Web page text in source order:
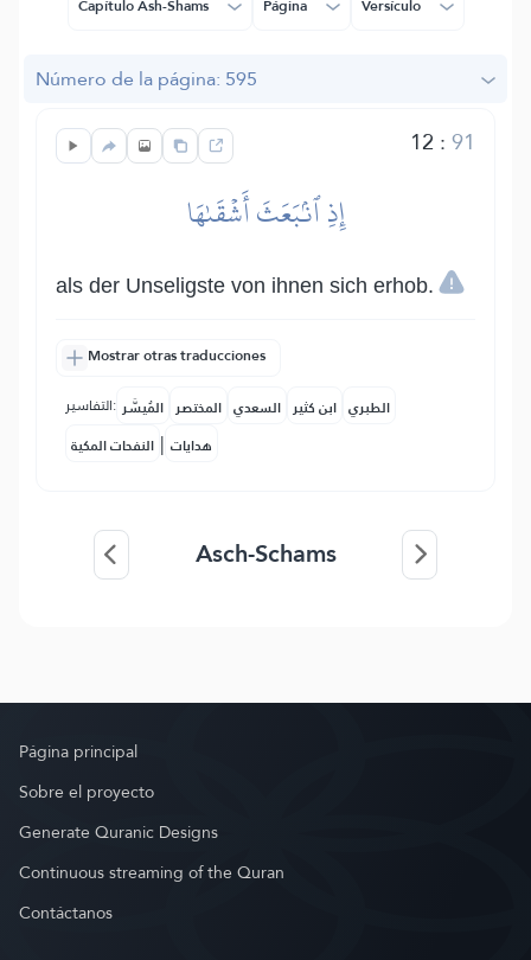
Capítulo Ash-Shams Página Versículo
Número de la página: 595
12 :91
إِذِ ٱنۢبَعَثَ أَشۡقَىٰهَا
als der Unseligste von ihnen sich erhob.
Mostrar otras traducciones
التفاسير: المُيسَّر المختصر السعدي ابن كثير الطبري
النفحات المكية | هدايات
Asch-Schams
Página principal
Sobre el proyecto
Generate Quranic Designs
Continuous streaming of the Quran
Contáctanos